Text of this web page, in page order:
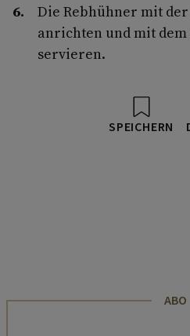
Die Rebhühner mit
anrichten und mit
servieren.
SPEICHERN
ABO